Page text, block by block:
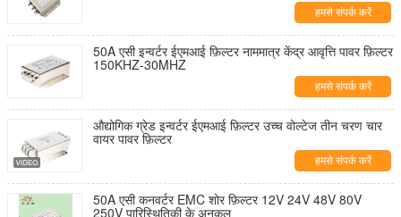
हमसे संपर्क करें
50A एसी इन्वर्टर ईएमआई फ़िल्टर नाममात्र केंद्र आवृत्ति पावर फ़िल्टर
150KHZ-30MHZ
हमसे संपर्क करें
औद्योगिक ग्रेड इन्वर्टर ईएमआई फ़िल्टर उच्च वोल्टेज तीन चरण चार
वायर पावर फ़िल्टर
हमसे संपर्क करें
50A एसी कनवर्टर EMC शोर फ़िल्टर 12V 24V 48V 80V
250V पारिस्थितिकी के अनुकूल